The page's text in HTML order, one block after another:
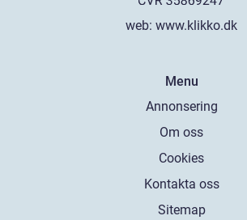
web: www.klikko.dk
Menu
Annonsering
Om oss
Cookies
Kontakta oss
Sitemap